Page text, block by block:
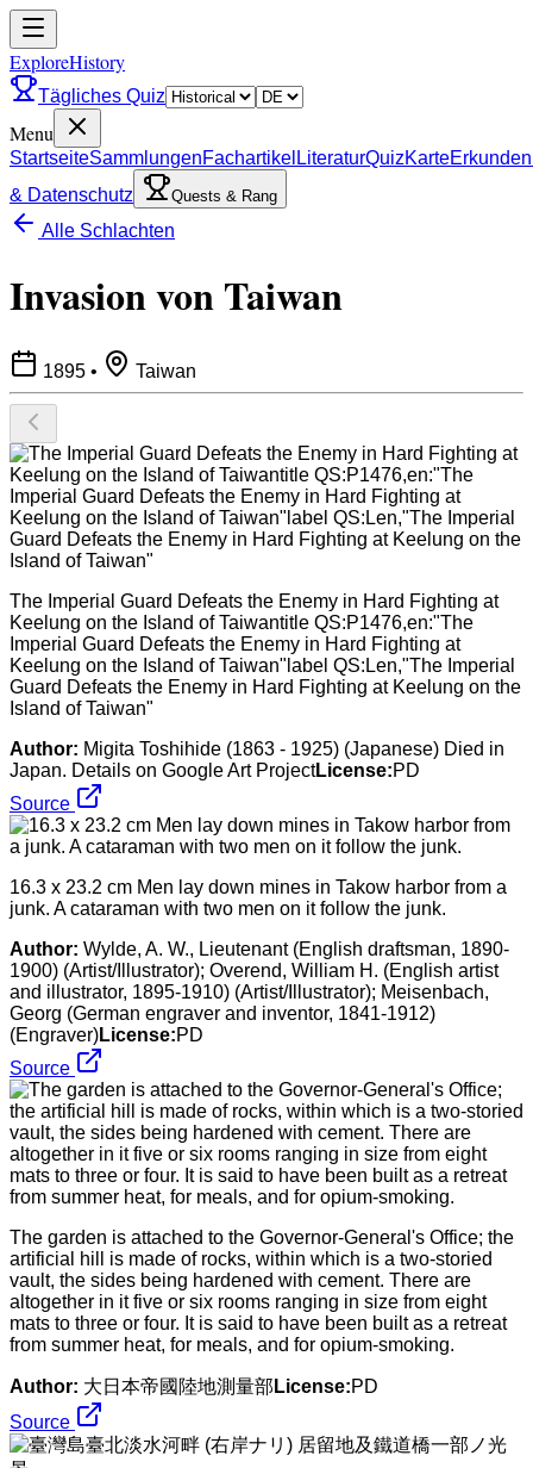
ExploreHistory
Tägliches Quiz
Menu
StartseiteSammlungenFachartikel LiteraturQuizKarteErkunden
& Datenschutz
Quests & Rang
Alle Schlachten
Invasion von Taiwan
1895 • Taiwan
The Imperial Guard Defeats the Enemy in Hard Fighting at
Keelung on the Island of Taiwantitle QS:P1476,en:"The
Imperial Guard Defeats the Enemy in Hard Fighting at
Keelung on the Island of Taiwan"label QS:Len,"The Imperial
Guard Defeats the Enemy in Hard Fighting at Keelung on the
Island of Taiwan"
Author: Migita Toshihide (1863 - 1925) (Japanese) Died in
Japan. Details on Google Art ProjectLicense:PD
Source
16.3 x 23.2 cm Men lay down mines in Takow harbor from a
junk. A cataraman with two men on it follow the junk.
Author: Wylde, A. W., Lieutenant (English draftsman, 1890-
1900) (Artist/Illustrator); Overend, William H. (English artist
and illustrator, 1895-1910) (Artist/Illustrator); Meisenbach,
Georg (German engraver and inventor, 1841-1912)
(Engraver)License:PD
Source
The garden is attached to the Governor-General's Office; the
artificial hill is made of rocks, within which is a two-storied
vault, the sides being hardened with cement. There are
altogether in it five or six rooms ranging in size from eight
mats to three or four. It is said to have been built as a retreat
from summer heat, for meals, and for opium-smoking.
Author: 大日本帝國陸地測量部 License:PD
Source